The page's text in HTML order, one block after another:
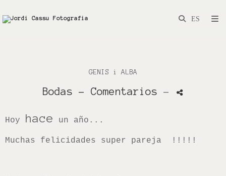
GENIS i ALBA
Bodas - Comentarios -
Hoy hace un año...
Muchas felicidades super pareja !!!!!